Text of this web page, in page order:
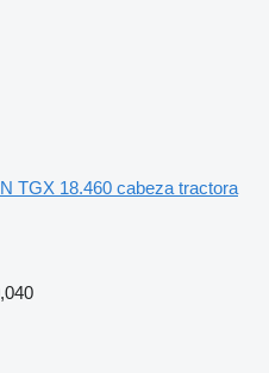
TGX 18.460 cabeza tractora